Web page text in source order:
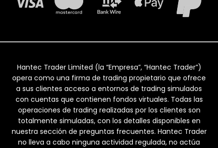
Hantec Trader Limited (la “Empresa”, “Hantec Trader”)
opera como una firma de trading propietario que ofrece
a sus clientes acceso a entornos de trading simulados
con cuentas que contienen fondos virtuales. Todas las
operaciones de trading realizadas por los clientes son
totalmente simuladas, con los detalles disponibles en
nuestra sección de preguntas frecuentes. Hantec Trader
no lleva a cabo ninguna actividad regulada, no actúa